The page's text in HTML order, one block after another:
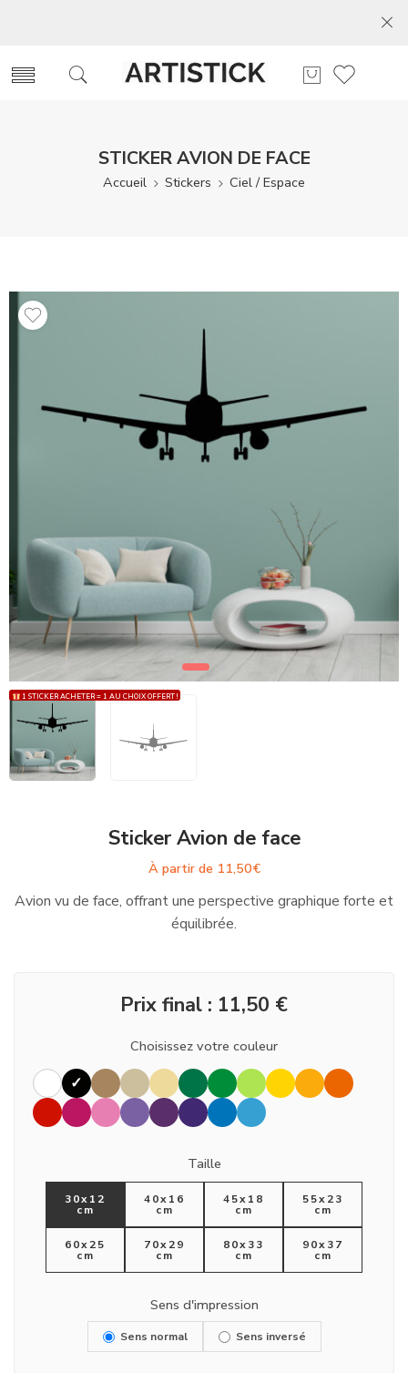
STICKER AVION DE FACE
Accueil Stickers Ciel / Espace
1 STICKER ACHETER = 1 AU CHOIX OFFERT !
Sticker Avion de face
À partir de 11,50€
Avion vu de face, offrant une perspective graphique forte et
équilibrée.
Prix final : 11,50 €
Choisissez votre couleur
Taille
30x12
cm
40x16
cm
45x18
cm
55x23
cm
60x25
cm
70x29
cm
80x33
cm
90x37
cm
Sens d'impression
Sens normal Sens inversé